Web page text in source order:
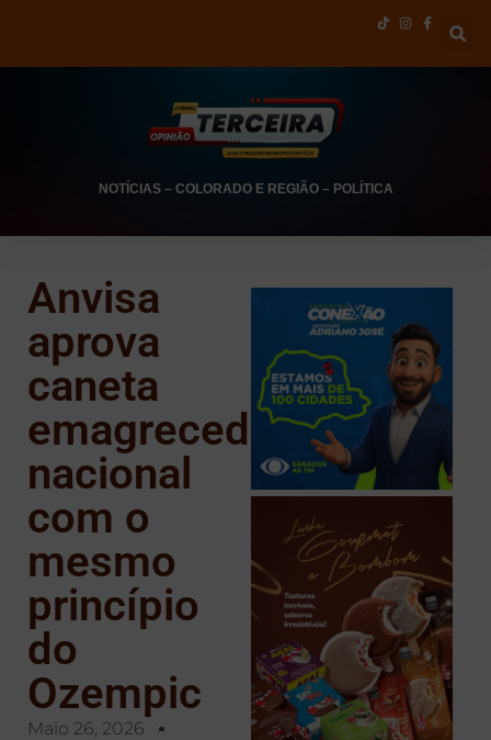
NOTÍCIAS– COLORADO E REGIÃO– POLÍTICA
Anvisa
aprova
caneta
emagrecedora
nacional
com o
mesmo
princípio
do
Ozempic
Maio 26, 2026